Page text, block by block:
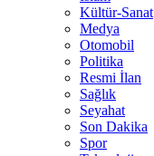
Kültür-Sanat
Medya
Otomobil
Politika
Resmi İlan
Sağlık
Seyahat
Son Dakika
Spor